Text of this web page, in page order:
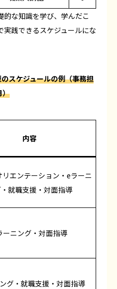
的な知識を学び、学んだこ
実践できるスケジュールにな
スケジュールの例（事務担
）
内容
リエンテーション・eラーニ
就職支援・対面指導
ーニング・対面指導
グ・就職支援・対面指導